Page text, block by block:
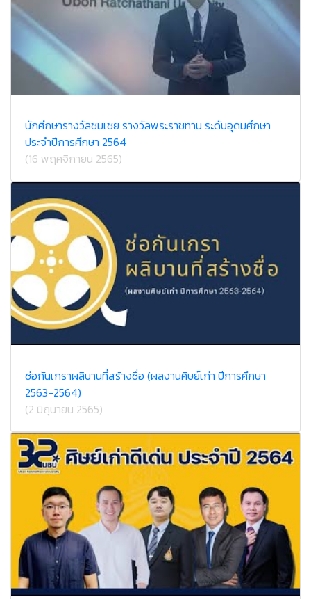
นักศึกษารางวัลชมเชย รางวัลพระราชทาน ระดับอุดมศึกษา
ประจำปีการศึกษา 2564
(16 พฤศจิกายน 2565)
ช่อกันเกราผลิบานที่สร้างชื่อ (ผลงานศิษย์เก่า ปีการศึกษา
2563-2564)
(2 มิถุนายน 2565)